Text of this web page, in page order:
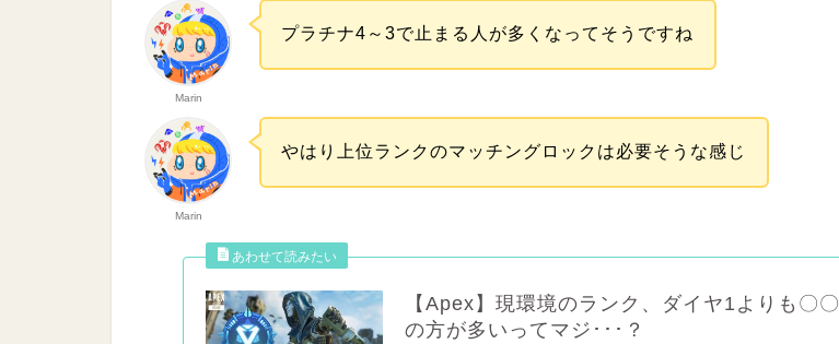
Marin
プラチナ4～3で止まる人が多くなってそうですね
Marin
やはり上位ランクのマッチングロックは必要そうな感じ
【Apex】現環境のランク、ダイヤ1よりも〇〇
の方が多いってマジ･･･？